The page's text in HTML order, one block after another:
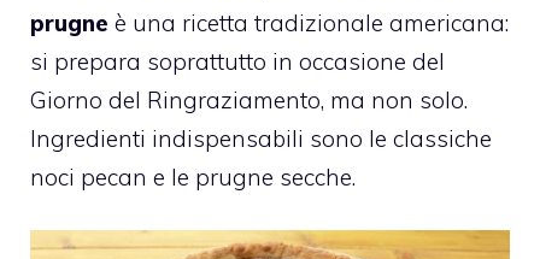
prugne è una ricetta tradizionale americana:
si prepara soprattutto in occasione del
Giorno del Ringraziamento, ma non solo.
Ingredienti indispensabili sono le classiche
noci pecan e le prugne secche.